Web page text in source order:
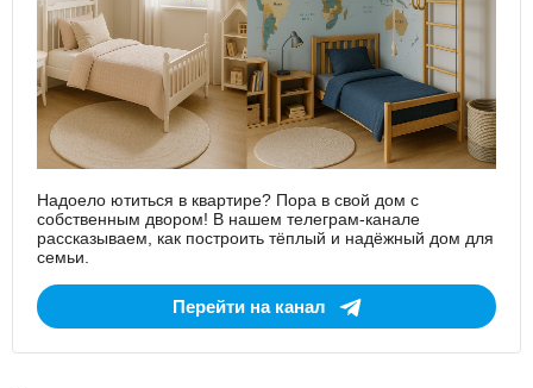
Надоело ютиться в квартире? Пора в свой дом с
собственным двором! В нашем телеграм-канале
рассказываем, как построить тёплый и надёжный дом для
семьи.
Перейти на канал